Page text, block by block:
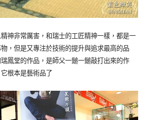
神非常厲害，和瑞士的工匠精神一樣，都是一
，但是又專注於技術的提升與追求最高的品
鳳堂的作品，是師父一鎚一鎚敲打出來的作
根本是藝術品了